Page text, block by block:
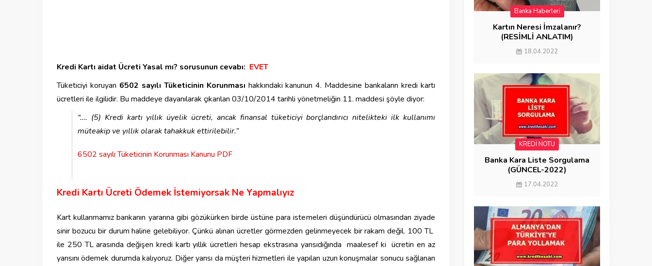
Kredi Kartı aidat Ücreti Yasal mı? sorusunun cevabı: EVET
Tüketiciyi koruyan 6502 sayılı Tüketicinin Korunması hakkındaki kanunun 4. Maddesine bankaların kredi kartı
ücretleri ile ilgilidir. Bu maddeye dayanılarak çıkarılan 03/10/2014 tarihli yönetmeliğin 11. maddesi şöyle diyor:
“…. (5) Kredi kartı yıllık üyelik ücreti, ancak finansal tüketiciyi borçlandırıcı nitelikteki ilk kullanımı
müteakip ve yıllık olarak tahakkuk ettirilebilir.”
6502 sayılı Tüketicinin Korunması Kanunu PDF
Kredi Kartı Ücreti Ödemek İstemiyorsak Ne Yapmalıyız
Kart kullanmamız bankanın yararına gibi gözükürken birde üstüne para istemeleri düşündürücü olmasından ziyade
sinir bozucu bir durum haline gelebiliyor. Çünkü alınan ücretler görmezden gelinmeyecek bir rakam değil. 100 TL
ile 250 TL arasında değişen kredi kartı yıllık ücretleri hesap ekstrasına yansıdığında maalesef ki ücretin en az
yarısını ödemek durumda kalıyoruz. Diğer yarısı da müşteri hizmetleri ile yapılan uzun konuşmalar sonucu sağlanan
Banka Haberleri
FAYDALI BİLGİLER
Kartın Neresi İmzalanır?
(RESİMLİ ANLATIM)
18.04.2022
KREDİ NOTU
Banka Kara Liste Sorgulama
(GÜNCEL-2022)
17.04.2022